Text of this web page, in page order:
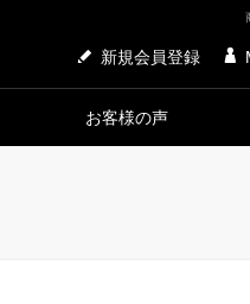
新規会員登録
お客様の声